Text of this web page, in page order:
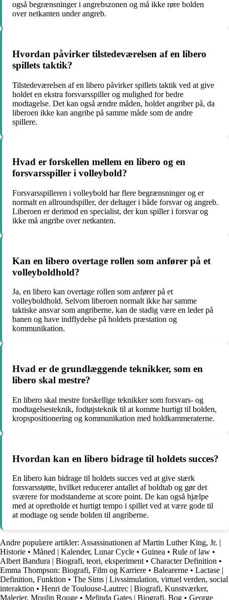
også begrænsninger i angrebszonen og må ikke røre bolden
over netkanten under angreb.
Hvordan påvirker tilstedeværelsen af en libero
spillets taktik?
Tilstedeværelsen af en libero påvirker spillets taktik ved at give
holdet en ekstra forsvarsspiller og mulighed for bedre
modtagelse. Det kan også ændre måden, holdet angriber på, da
liberoen ikke kan angribe på samme måde som de andre
spillere.
Hvad er forskellen mellem en libero og en
forsvarsspiller i volleybold?
Forsvarsspilleren i volleybold har flere begrænsninger og er
normalt en allroundspiller, der deltager i både forsvar og angreb.
Liberoen er derimod en specialist, der kun spiller i forsvar og
ikke må angribe over netkanten.
Kan en libero overtage rollen som anfører på et
volleyboldhold?
Ja, en libero kan overtage rollen som anfører på et
volleyboldhold. Selvom liberoen normalt ikke har samme
taktiske ansvar som angriberne, kan de stadig være en leder på
banen og have indflydelse på holdets præstation og
kommunikation.
Hvad er de grundlæggende teknikker, som en
libero skal mestre?
En libero skal mestre forskellige teknikker som forsvars- og
modtagelsesteknik, fodtøjsteknik til at komme hurtigt til bolden,
kropspositionering og kommunikation med holdkammeraterne.
Hvordan kan en libero bidrage til holdets succes?
En libero kan bidrage til holdets succes ved at give stærk
forsvarsstøtte, hvilket reducerer antallet af boldtab og gør det
sværere for modstanderne at score point. De kan også hjælpe
med at opretholde et hurtigt tempo i spillet ved at være gode til
at modtage og sende bolden til angriberne.
Andre populære artikler: Assassinationen af Martin Luther King, Jr. |
Historie • Måned | Kalender, Lunar Cycle • Guinea • Rule of law •
Albert Bandura | Biografi, teori, eksperiment • Character Definition •
Emma Thompson: Biografi, Film og Karriere • Balearerne • Lactase |
Definition, Funktion • The Sims | Livssimulation, virtuel verden, social
interaktion • Henri de Toulouse-Lautrec | Biografi, Kunstværker,
Malerier, Moulin Rouge • Melinda Gates | Biografi, Bog • George